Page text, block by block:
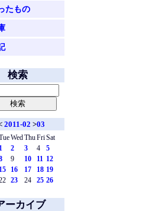
たもの
検索
2011-02 >03
Wed ThuFriSat
1
2 3 4
5
9 10 11
12
15 16 17 18 19
23 24 25 26
ーカイブ